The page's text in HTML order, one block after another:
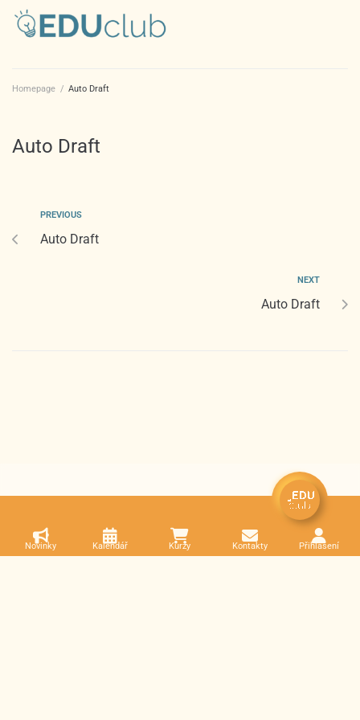
Homepage / Auto Draft
Auto Draft
PREVIOUS
Auto Draft
NEXT
Auto Draft
Novinky Kalendář Kurzy Kontakty Přihlášení